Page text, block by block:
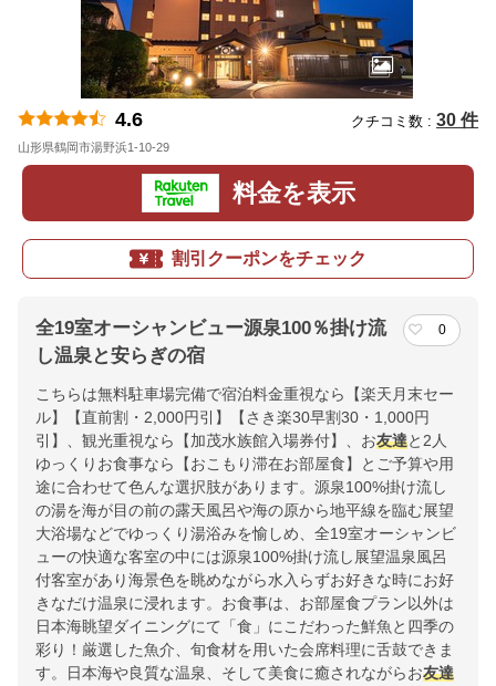
4.6 クチコミ数 : 30 件
山形県鶴岡市湯野浜1-10-29
料金を表示
割引クーポンをチェック
全19室オーシャンビュー源泉100％掛け流
し温泉と安らぎの宿
0
こちらは無料駐車場完備で宿泊料金重視なら【楽天月末セー
ル】【直前割・2,000円引】【さき楽30早割30・1,000円
引】、観光重視なら【加茂水族館入場券付】、お友達と2人
ゆっくりお食事なら【おこもり滞在お部屋食】とご予算や用
途に合わせて色んな選択肢があります。源泉100%掛け流し
の湯を海が目の前の露天風呂や海の原から地平線を臨む展望
大浴場などでゆっくり湯浴みを愉しめ、全19室オーシャンビ
ューの快適な客室の中には源泉100%掛け流し展望温泉風呂
付客室があり海景色を眺めながら水入らずお好きな時にお好
きなだけ温泉に浸れます。お食事は、お部屋食プラン以外は
日本海眺望ダイニングにて「食」にこだわった鮮魚と四季の
彩り！厳選した魚介、旬食材を用いた会席料理に舌鼓できま
す。日本海や良質な温泉、そして美食に癒されながらお友達